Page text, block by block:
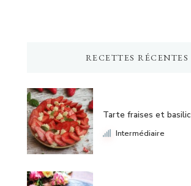
RECETTES RÉCENTES
Tarte fraises et basilic
Intermédiaire